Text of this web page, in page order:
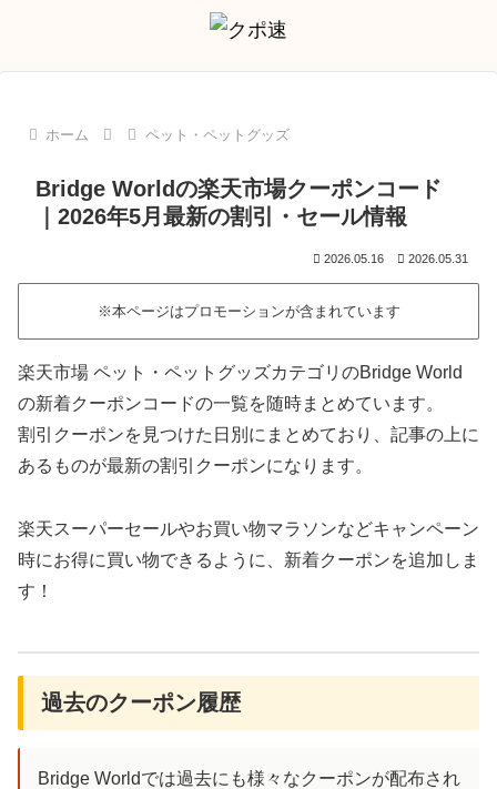
ホーム ペット・ペットグッズ
Bridge Worldの楽天市場クーポンコード
｜2026年5月最新の割引・セール情報
2026.05.16 2026.05.31
※本ページはプロモーションが含まれています
楽天市場 ペット・ペットグッズカテゴリのBridge World
の新着クーポンコードの一覧を随時まとめています。
割引クーポンを見つけた日別にまとめており、記事の上に
あるものが最新の割引クーポンになります。
楽天スーパーセールやお買い物マラソンなどキャンペーン
時にお得に買い物できるように、新着クーポンを追加しま
す！
過去のクーポン履歴
Bridge Worldでは過去にも様々なクーポンが配布され